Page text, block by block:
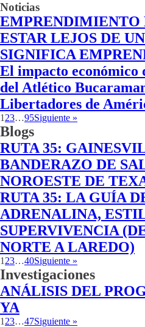
Noticias
EMPRENDIMIENTO
ESTAR LEJOS DE
SIGNIFICA
El impacto económico
del Atlético
Libertadores de
1 23…95Siguiente »
Blogs
RUTA 35:
BANDERAZO DE
NOROESTE DE
RUTA 35: LA GUÍA
ADRENALINA,
SUPERVIVENCIA
NORTE A LAREDO)
1 23…40Siguiente »
Investigaciones
ANÁLISIS DEL
YA
1 23…47Siguiente »